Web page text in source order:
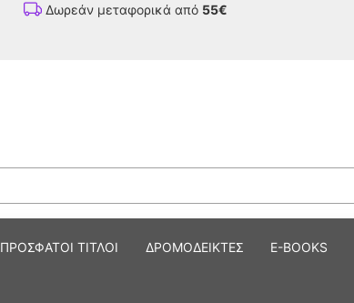
Δωρεάν μεταφορικά από 55€
ΠΡΟΣΦΑΤΟΙ ΤΙΤΛΟΙ ΔΡΟΜΟΔΕΙΚΤΕΣ E-BOOKS